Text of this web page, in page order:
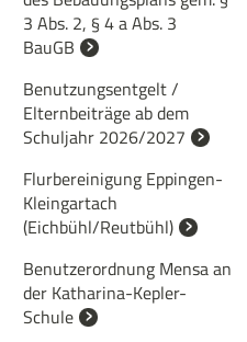
3 Abs. 2, § 4 a Abs. 3
BauGB
Benutzungsentgelt /
Elternbeiträge ab dem
Schuljahr 2026/2027
Flurbereinigung Eppingen-
Kleingartach
(Eichbühl/Reutbühl)
Benutzerordnung Mensa an
der Katharina-Kepler-
Schule